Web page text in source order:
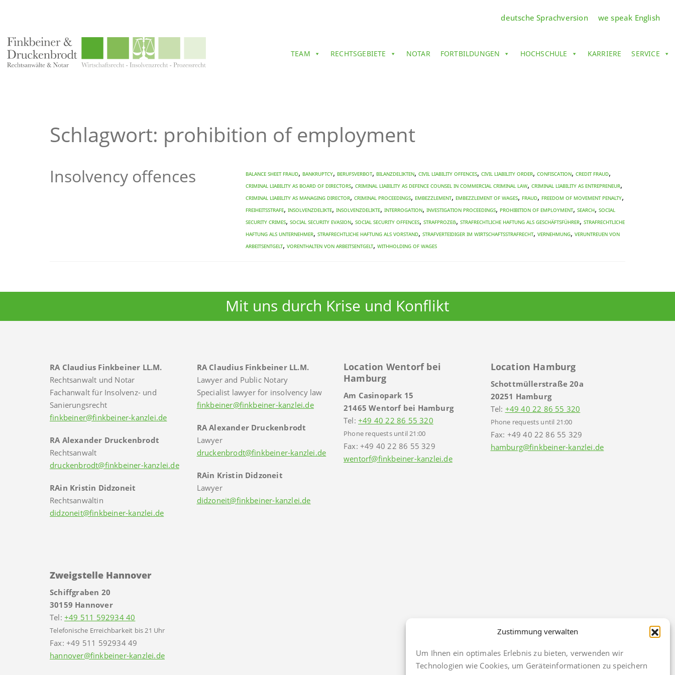
Zustimmung verwalten
Um Ihnen ein optimales Erlebnis zu bieten, verwenden wir
Technologien wie Cookies, um Geräteinformationen zu speichern
deutsche Sprachversion we speak English
TEAM RECHTSGEBIETE NOTAR FORTBILDUNGEN HOCHSCHULE KARRIERE SERVICE
Schlagwort: prohibition of employment
Insolvency offences balance sheet fraud, bankruptcy, Berufsverbot, Bilanzdelikten, civil liability offences, civil liability order, confiscation, credit fraud,
CRIMINAL LIABILITY AS BOARD OF DIRECTORS, CRIMINAL LIABILITY AS DEFENCE COUNSEL IN COMMERCIAL CRIMINAL LAW, CRIMINAL LIABILITY AS ENTREPRENEUR,
CRIMINAL LIABILITY AS MANAGING DIRECTOR, criminal proceedings, EMBEZZLEMENT, EMBEZZLEMENT OF WAGES, fraud, freedom of movement penalty,
Freiheitsstrafe, Insolvenzdelikte, Insolvenzdelikte, INTERROGATION, investigation proceedings, prohibition of employment, search, social
security crimes, social security evasion, social security offences, Strafprozeß, Strafrechtliche Haftung als Geschäftsführer, Strafrechtliche
Haftung als Unternehmer, Strafrechtliche Haftung als Vorstand, Strafverteidiger im Wirtschaftsstrafrecht, Vernehmung, Veruntreuen von
Arbeitsentgelt, Vorenthalten von Arbeitsentgelt, WITHHOLDING OF WAGES
Mit uns durch Krise und Konflikt
RA Claudius Finkbeiner LL.M.
Rechtsanwalt und Notar
Fachanwalt für Insolvenz- und
Sanierungsrecht
finkbeiner@finkbeiner-kanzlei.de
RA Alexander Druckenbrodt
Rechtsanwalt
druckenbrodt@finkbeiner-kanzlei.de
RAin Kristin Didzoneit
Rechtsanwältin
didzoneit@finkbeiner-kanzlei.de
RA Claudius Finkbeiner LL.M.
Lawyer and Public Notary
Specialist lawyer for insolvency law
finkbeiner@finkbeiner-kanzlei.de
RA Alexander Druckenbrodt
Lawyer
druckenbrodt@finkbeiner-kanzlei.de
RAin Kristin Didzoneit
Lawyer
didzoneit@finkbeiner-kanzlei.de
Location Wentorf bei
Hamburg
Am Casinopark 15
21465 Wentorf bei Hamburg
Tel: +49 40 22 86 55 320
Phone requests until 21:00
Fax: +49 40 22 86 55 329
wentorf@finkbeiner-kanzlei.de
Location Hamburg
Schottmüllerstraße 20a
20251 Hamburg
Tel: +49 40 22 86 55 320
Phone requests until 21:00
Fax: +49 40 22 86 55 329
hamburg@finkbeiner-kanzlei.de
Zweigstelle Hannover
Schiffgraben 20
30159 Hannover
Tel: +49 511 592934 40
Telefonische Erreichbarkeit bis 21 Uhr
Fax: +49 511 592934 49
hannover@finkbeiner-kanzlei.de